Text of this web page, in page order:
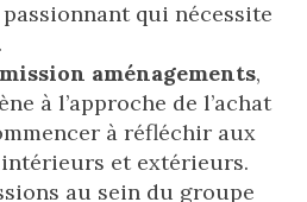
qui nécessite
aménagements,
à l’approche de l’achat
à réfléchir aux
intérieurs et extérieurs.
au sein du groupe